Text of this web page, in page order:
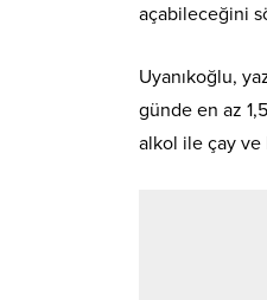
açabileceğini
Uyanıkoğlu,
günde en az
alkol ile çay ve